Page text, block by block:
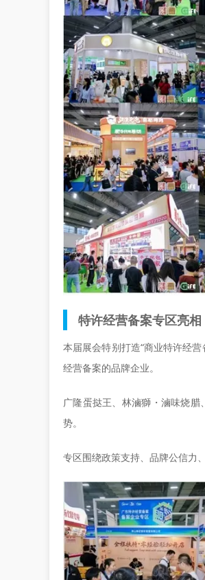
特许经营备案专区亮相
本届展会特别打造“商业特许经
经营备案的品牌企业。
广隆蛋挞王、林滷獅・滷味烧
势。
专区围绕政策支持、品牌公信力